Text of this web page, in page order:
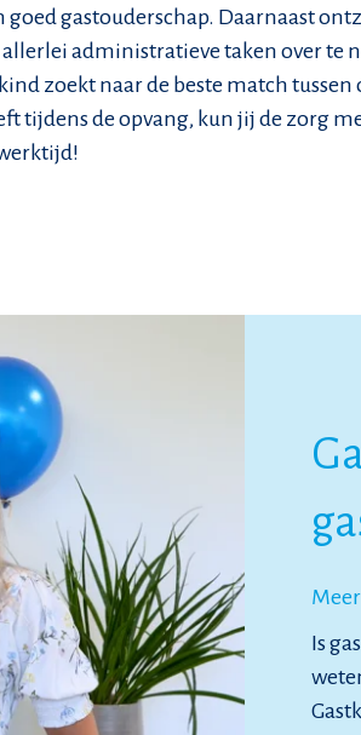
gastouderschap. Daarnaast
administratieve taken over te
zoekt naar de beste match tussen
tijdens de opvang, kun jij de zorg
Is